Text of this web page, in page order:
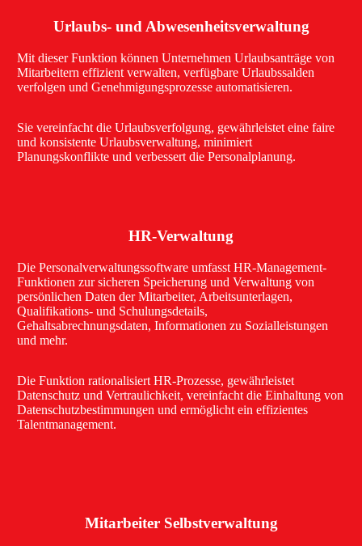
Urlaubs- und Abwesenheitsverwaltung
Mit dieser Funktion können Unternehmen Urlaubsanträge von
Mitarbeitern effizient verwalten, verfügbare Urlaubssalden
verfolgen und Genehmigungsprozesse automatisieren.
Sie vereinfacht die Urlaubsverfolgung, gewährleistet eine faire
und konsistente Urlaubsverwaltung, minimiert
Planungskonflikte und verbessert die Personalplanung.
HR-Verwaltung
Die Personalverwaltungssoftware umfasst HR-Management-
Funktionen zur sicheren Speicherung und Verwaltung von
persönlichen Daten der Mitarbeiter, Arbeitsunterlagen,
Qualifikations- und Schulungsdetails,
Gehaltsabrechnungsdaten, Informationen zu Sozialleistungen
und mehr.
Die Funktion rationalisiert HR-Prozesse, gewährleistet
Datenschutz und Vertraulichkeit, vereinfacht die Einhaltung von
Datenschutzbestimmungen und ermöglicht ein effizientes
Talentmanagement.
Mitarbeiter Selbstverwaltung